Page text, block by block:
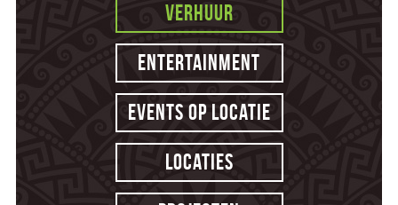
Verhuur
Entertainment
Events op locatie
Locaties